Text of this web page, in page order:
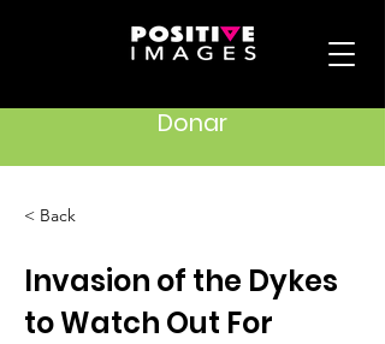
Donar
< Back
Invasion of the Dykes
to Watch Out For